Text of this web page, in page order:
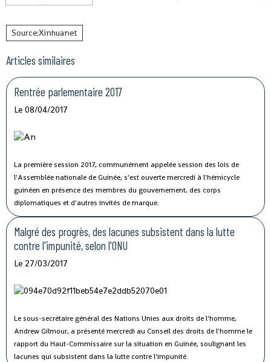
Source:Xinhuanet
Articles similaires
Rentrée parlementaire 2017
Le 08/04/2017
La première session 2017, communément appelée session des lois de
l'Assemblée nationale de Guinée, s'est ouverte mercredi à l'hémicycle
guinéen en présence des membres du gouvernement, des corps
diplomatiques et d'autres invités de marque.
Malgré des progrès, des lacunes subsistent dans la lutte
contre l'impunité, selon l'ONU
Le 27/03/2017
Le sous-secrétaire général des Nations Unies aux droits de l'homme,
Andrew Gilmour, a présenté mercredi au Conseil des droits de l'homme le
rapport du Haut-Commissaire sur la situation en Guinée, soulignant les
lacunes qui subsistent dans la lutte contre l'impunité.